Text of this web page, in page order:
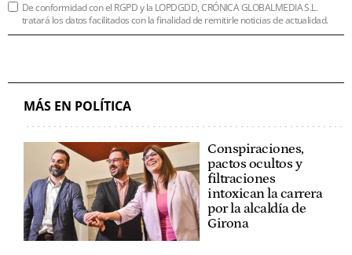
De conformidad con el RGPD y la LOPDGDD, CRÓNICA GLOBALMEDIA S.L.
tratará los datos facilitados con la finalidad de remitirle noticias de actualidad.
MÁS EN POLÍTICA
Conspiraciones,
pactos ocultos y
filtraciones
intoxican la carrera
por la alcaldía de
Girona